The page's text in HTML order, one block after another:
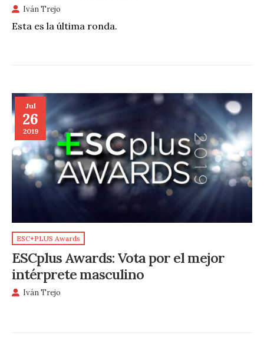
Iván Trejo
Esta es la última ronda.
Jul
26
2019
ESC+PLUS Awards
ESCplus Awards: Vota por el mejor
intérprete masculino
Iván Trejo